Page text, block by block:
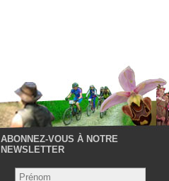
ABONNEZ-VOUS À NOTRE
NEWSLETTER